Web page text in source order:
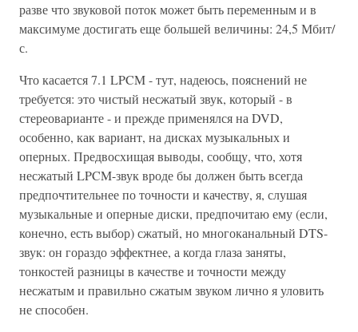
разве что звуковой поток может быть переменным и в
максимуме достигать еще большей величины: 24,5 Мбит/
с.
Что касается 7.1 LPCM - тут, надеюсь, пояснений не
требуется: это чистый несжатый звук, который - в
стереоварианте - и прежде применялся на DVD,
особенно, как вариант, на дисках музыкальных и
оперных. Предвосхищая выводы, сообщу, что, хотя
несжатый LPCM-звук вроде бы должен быть всегда
предпочтительнее по точности и качеству, я, слушая
музыкальные и оперные диски, предпочитаю ему (если,
конечно, есть выбор) сжатый, но многоканальный DTS-
звук: он гораздо эффектнее, а когда глаза заняты,
тонкостей разницы в качестве и точности между
несжатым и правильно сжатым звуком лично я уловить
не способен.